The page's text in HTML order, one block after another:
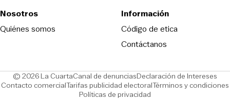
Nosotros
Quiénes somos
Información
Código de eticaOpens in new
Contáctanos
© 2026 La CuartaCanal de denunciasOpens in new window
Declaración de Intereses
Contacto comercialOpens in new window
Tarifas publicidad electoralOpens in new window
Términos y condiciones
Políticas de privacidad